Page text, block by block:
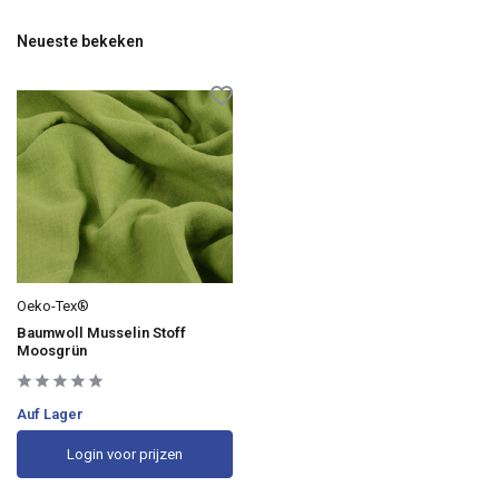
Neueste bekeken
Oeko-Tex®
Baumwoll Musselin Stoff
Moosgrün
Auf Lager
Login voor prijzen